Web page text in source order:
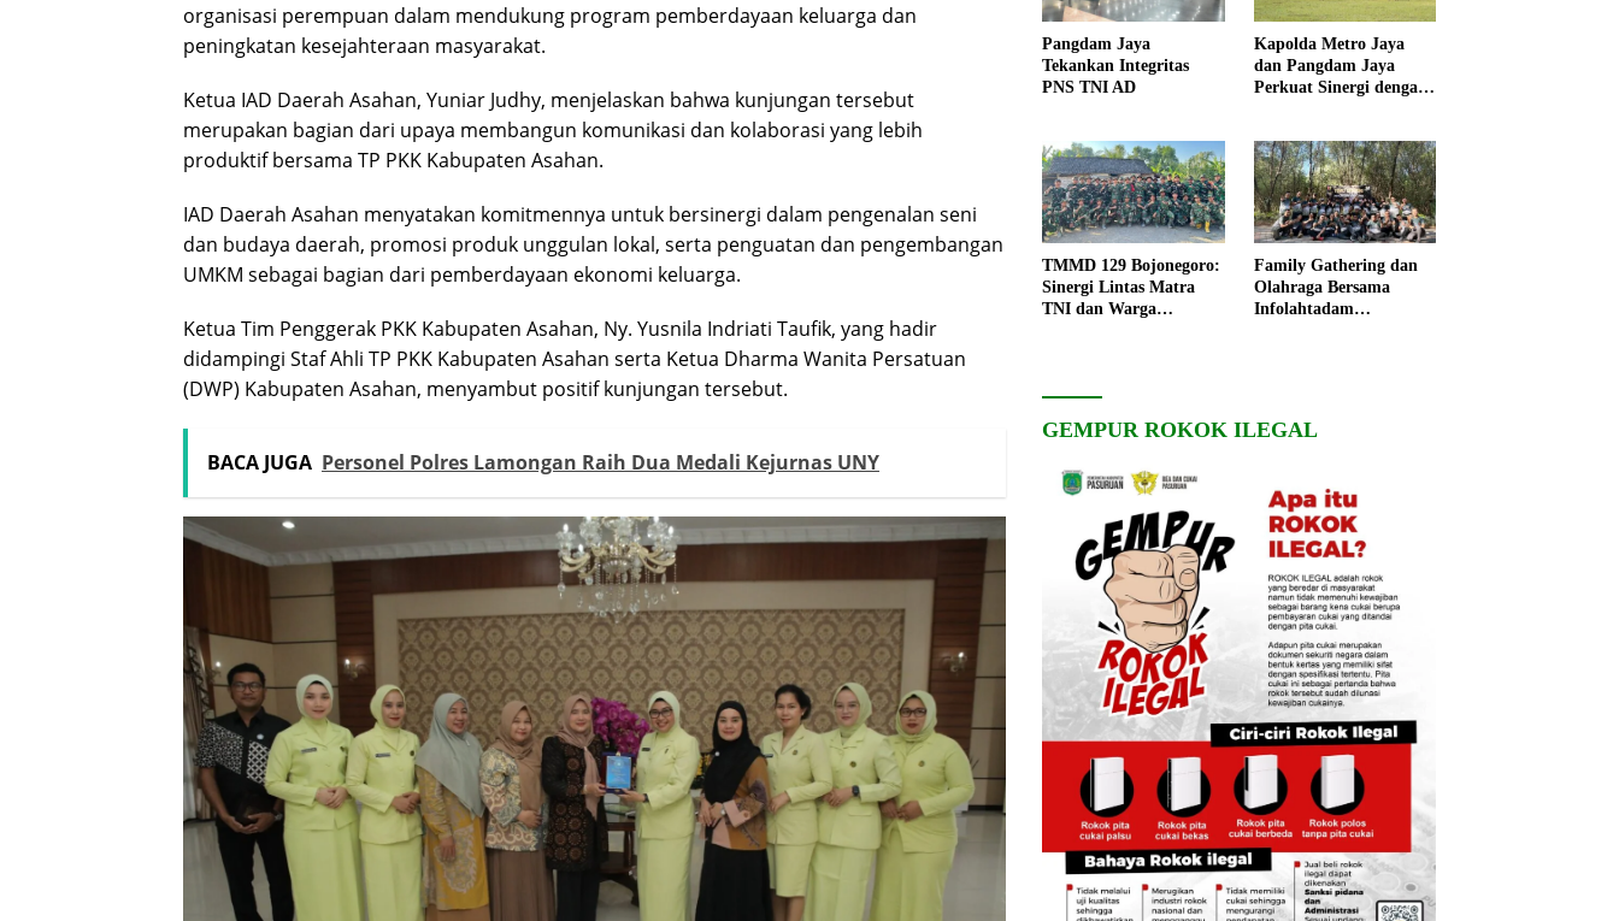
organisasi perempuan dalam mendukung program pemberdayaan keluarga dan
peningkatan kesejahteraan masyarakat.
Ketua IAD Daerah Asahan, Yuniar Judhy, menjelaskan bahwa kunjungan tersebut
merupakan bagian dari upaya membangun komunikasi dan kolaborasi yang lebih
produktif bersama TP PKK Kabupaten Asahan.
IAD Daerah Asahan menyatakan komitmennya untuk bersinergi dalam pengenalan seni
dan budaya daerah, promosi produk unggulan lokal, serta penguatan dan pengembangan
UMKM sebagai bagian dari pemberdayaan ekonomi keluarga.
Ketua Tim Penggerak PKK Kabupaten Asahan, Ny. Yusnila Indriati Taufik, yang hadir
didampingi Staf Ahli TP PKK Kabupaten Asahan serta Ketua Dharma Wanita Persatuan
(DWP) Kabupaten Asahan, menyambut positif kunjungan tersebut.
BACA JUGA Personel Polres Lamongan Raih Dua Medali Kejurnas UNY
Pangdam Jaya
Tekankan Integritas
PNS TNI AD
Kapolda Metro Jaya
dan Pangdam Jaya
Perkuat Sinergi dengan
TMMD 129 Bojonegoro:
Sinergi Lintas Matra
TNI dan Warga
Family Gathering dan
Olahraga Bersama
Infolahtadam
GEMPUR ROKOK ILEGAL